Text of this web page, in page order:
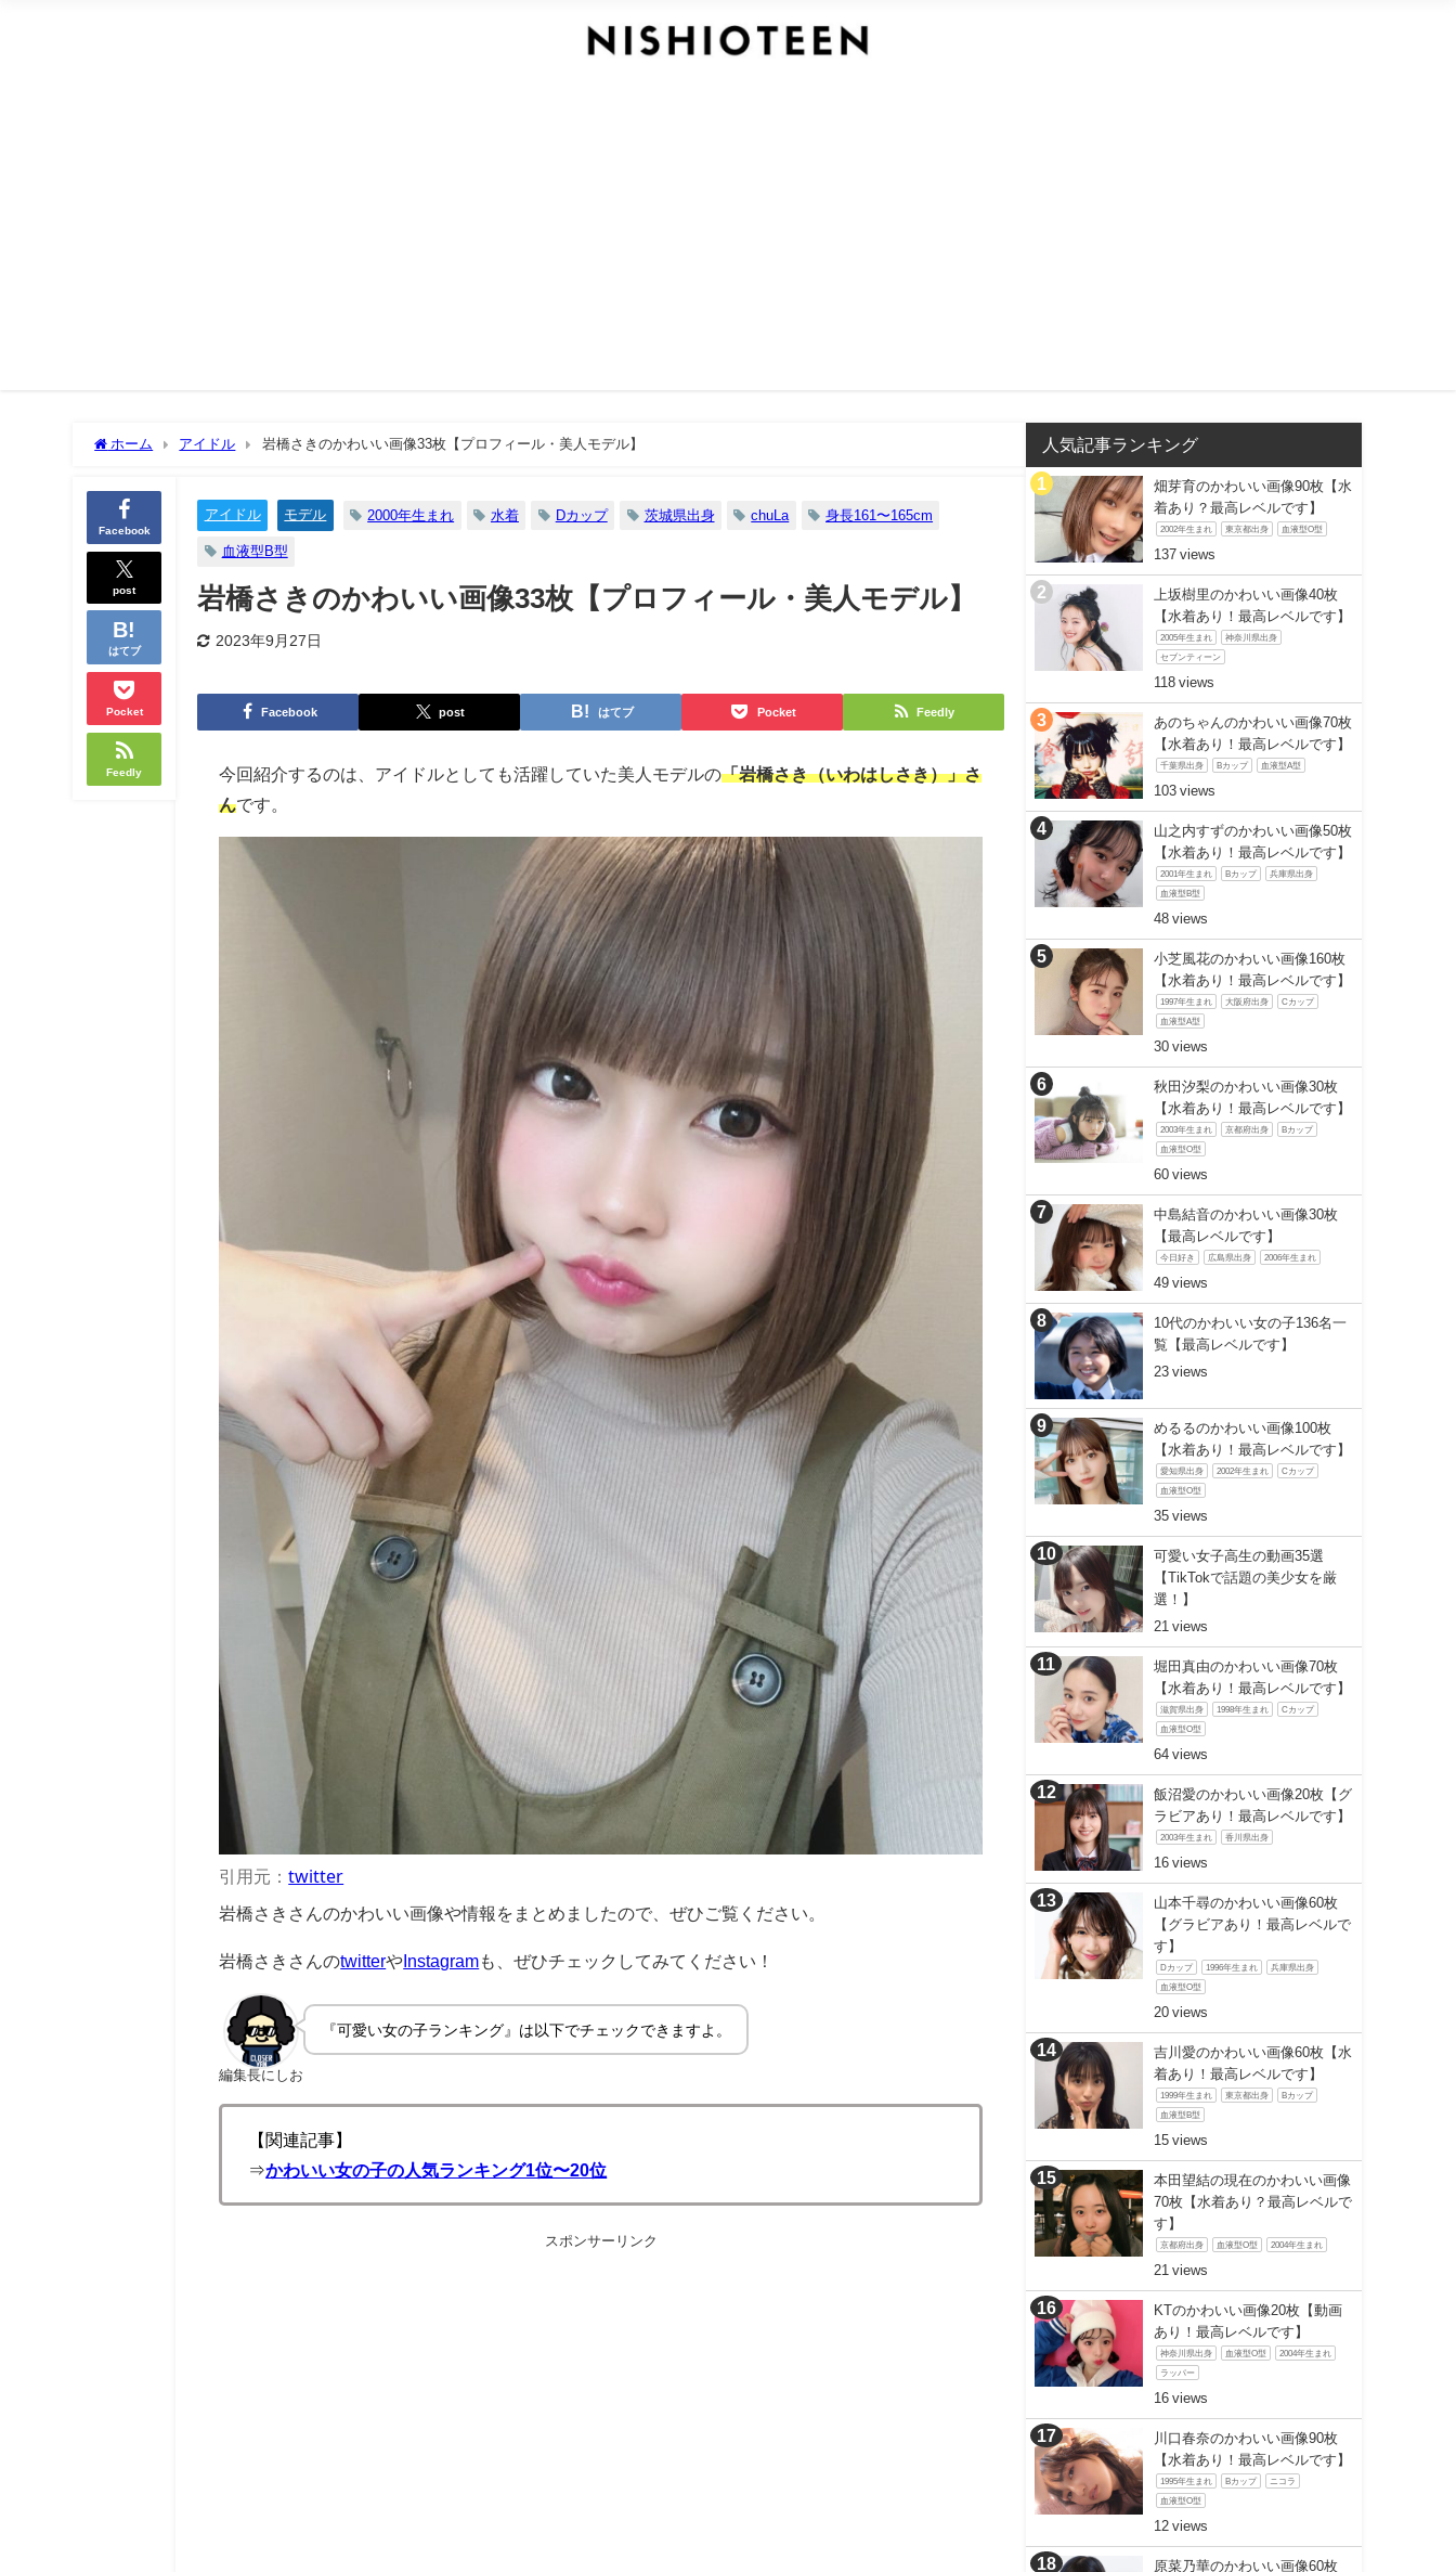
ホーム アイドル 岩橋さきのかわいい画像33枚【プロフィール・美人モデル】
Facebook
post
はてブ
Pocket
Feedly
アイドル モデル 2000年生まれ 水着 Dカップ 茨城県出身 chuLa 身長161〜165cm
血液型B型
岩橋さきのかわいい画像33枚【プロフィール・美人モデル】
2023年9月27日
Facebook post はてブ Pocket Feedly
今回紹介するのは、アイドルとしても活躍していた美人モデルの「岩橋さき（いわはしさき）」さ
んです。
引用元：twitter
岩橋さきさんのかわいい画像や情報をまとめましたので、ぜひご覧ください。
岩橋さきさんのtwitterや Instagramも、ぜひチェックしてみてください！
編集長にしお
『可愛い女の子ランキング』は以下でチェックできますよ。
【関連記事】
⇒かわいい女の子の人気ランキング1位〜20位
スポンサーリンク
人気記事ランキング
畑芽育のかわいい画像90枚【水
着あり？最高レベルです】
2002年生まれ 東京都出身 血液型O型
137
上坂樹里のかわいい画像40枚
【水着あり！最高レベルです】
2005年生まれ 神奈川県出身
セブンティーン
118
あのちゃんのかわいい画像70枚
【水着あり！最高レベルです】
千葉県出身 Bカップ 血液型A型
103
山之内すずのかわいい画像50枚
【水着あり！最高レベルです】
2001年生まれ Bカップ 兵庫県出身
血液型B型
48
小芝風花のかわいい画像160枚
【水着あり！最高レベルです】
1997年生まれ 大阪府出身 Cカップ
血液型A型
30
秋田汐梨のかわいい画像30枚
【水着あり！最高レベルです】
2003年生まれ 京都府出身 Bカップ
血液型O型
60
中島結音のかわいい画像30枚
【最高レベルです】
今日好き 広島県出身 2006年生まれ
49
10代のかわいい女の子136名一
覧【最高レベルです】
23
めるるのかわいい画像100枚
【水着あり！最高レベルです】
愛知県出身 2002年生まれ Cカップ
血液型O型
35
可愛い女子高生の動画35選
【TikTokで話題の美少女を厳
選！】
21
堀田真由のかわいい画像70枚
【水着あり！最高レベルです】
滋賀県出身 1998年生まれ Cカップ
血液型O型
64
飯沼愛のかわいい画像20枚【グ
ラビアあり！最高レベルです】
2003年生まれ 香川県出身
16
山本千尋のかわいい画像60枚
【グラビアあり！最高レベルで
す】
Dカップ 1996年生まれ 兵庫県出身
血液型O型
20
吉川愛のかわいい画像60枚【水
着あり！最高レベルです】
1999年生まれ 東京都出身 Bカップ
血液型B型
15
本田望結の現在のかわいい画像
70枚【水着あり？最高レベルで
す】
京都府出身 血液型O型 2004年生まれ
21
KTのかわいい画像20枚【動画
あり！最高レベルです】
神奈川県出身 血液型O型 2004年生まれ
ラッパー
16
川口春奈のかわいい画像90枚
【水着あり！最高レベルです】
1995年生まれ Bカップ ニコラ
血液型O型
12
原菜乃華のかわいい画像60枚